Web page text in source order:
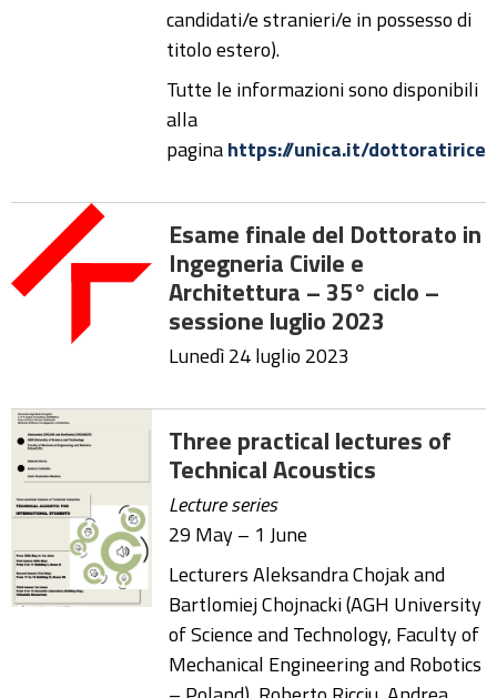
candidati/e stranieri/e in possesso di
titolo estero).
Tutte le informazioni sono disponibili
alla
paginahttps://unica.it/
Esame finale del Dottorato in
Ingegneria Civile e
Architettura – 35° ciclo –
sessione luglio 2023
Lunedì 24 luglio 2023
Three practical lectures of
Technical Acoustics
Lecture series
29 May – 1 June
Lecturers Aleksandra Chojak and
Bartlomiej Chojnacki (AGH University
of Science and Technology, Faculty of
Mechanical Engineering and Robotics